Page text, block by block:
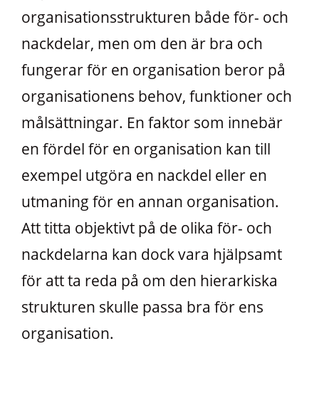
organisationsstrukturen både för- och
nackdelar, men om den är bra och
fungerar för en organisation beror på
organisationens behov, funktioner och
målsättningar. En faktor som innebär
en fördel för en organisation kan till
exempel utgöra en nackdel eller en
utmaning för en annan organisation.
Att titta objektivt på de olika för- och
nackdelarna kan dock vara hjälpsamt
för att ta reda på om den hierarkiska
strukturen skulle passa bra för ens
organisation.